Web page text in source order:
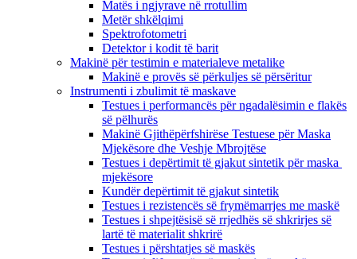
Matës i ngjyrave në rrotullim
Metër shkëlqimi
Spektrofotometri
Detektor i kodit të barit
Makinë për testimin e materialeve metalike
Makinë e provës së përkuljes së përsëritur
Instrumenti i zbulimit të maskave
Testues i performancës për ngadalësimin e flakës
së pëlhurës
Makinë Gjithëpërfshirëse Testuese për Maska
Mjekësore dhe Veshje Mbrojtëse
Testues i depërtimit të gjakut sintetik për maska ​​
mjekësore
Kundër depërtimit të gjakut sintetik
Testues i rezistencës së frymëmarrjes me maskë
Testues i shpejtësisë së rrjedhës së shkrirjes së
lartë të materialit shkrirë
Testues i përshtatjes së maskës